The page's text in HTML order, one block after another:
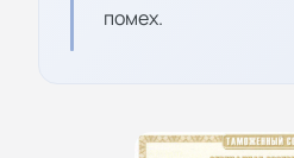
помех.